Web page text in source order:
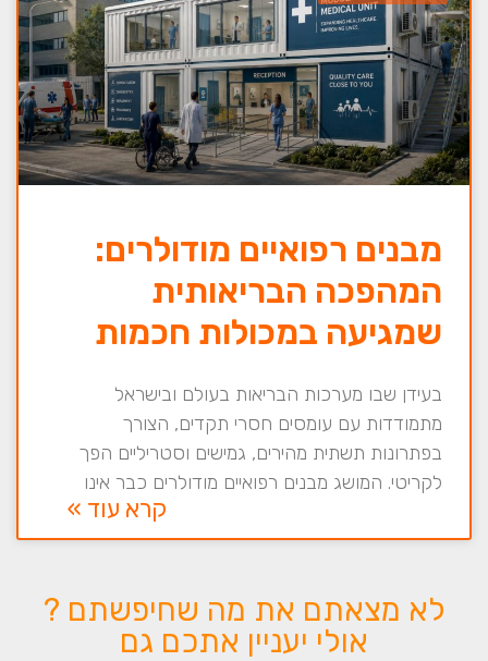
מבנים רפואיים מודולרים:
המהפכה הבריאותית
שמגיעה במכולות חכמות
בעידן שבו מערכות הבריאות בעולם ובישראל
מתמודדות עם עומסים חסרי תקדים, הצורך
בפתרונות תשתית מהירים, גמישים וסטריליים הפך
לקריטי. המושג מבנים רפואיים מודולרים כבר אינו
קרא עוד »
לא מצאתם את מה שחיפשתם ?
אולי יעניין אתכם גם